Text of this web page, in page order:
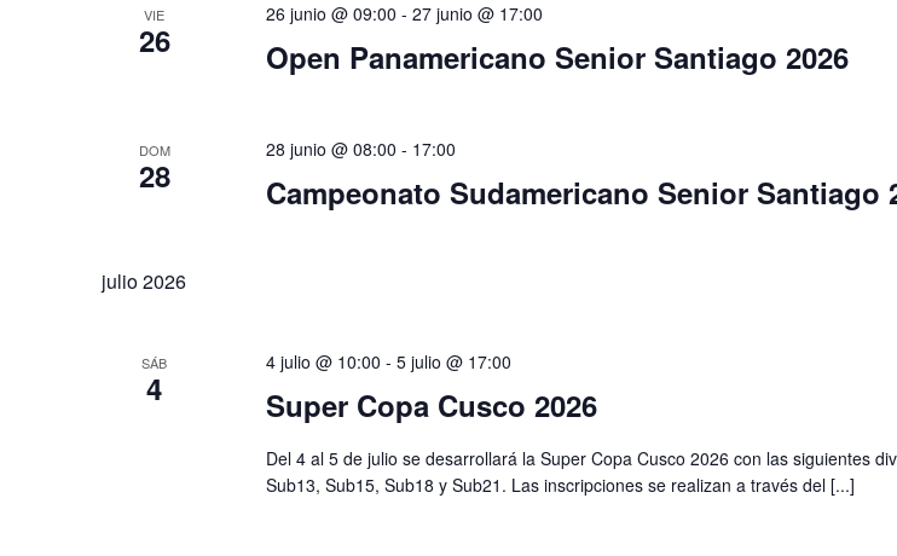
VIE
26 Open Panamericano Senior Santiago 2026
26 junio @ 09:00 - 27 junio @ 17:00
DOM
28 Campeonato Sudamericano Senior Santiago
28 junio @ 08:00 - 17:00
julio 2026
SÁB
4 Super Copa Cusco 2026
4 julio @ 10:00 - 5 julio @ 17:00
Del 4 al 5 de julio se desarrollará la Super Copa Cusco 2026 con las siguientes
Sub13, Sub15, Sub18 y Sub21. Las inscripciones se realizan a través del [...]